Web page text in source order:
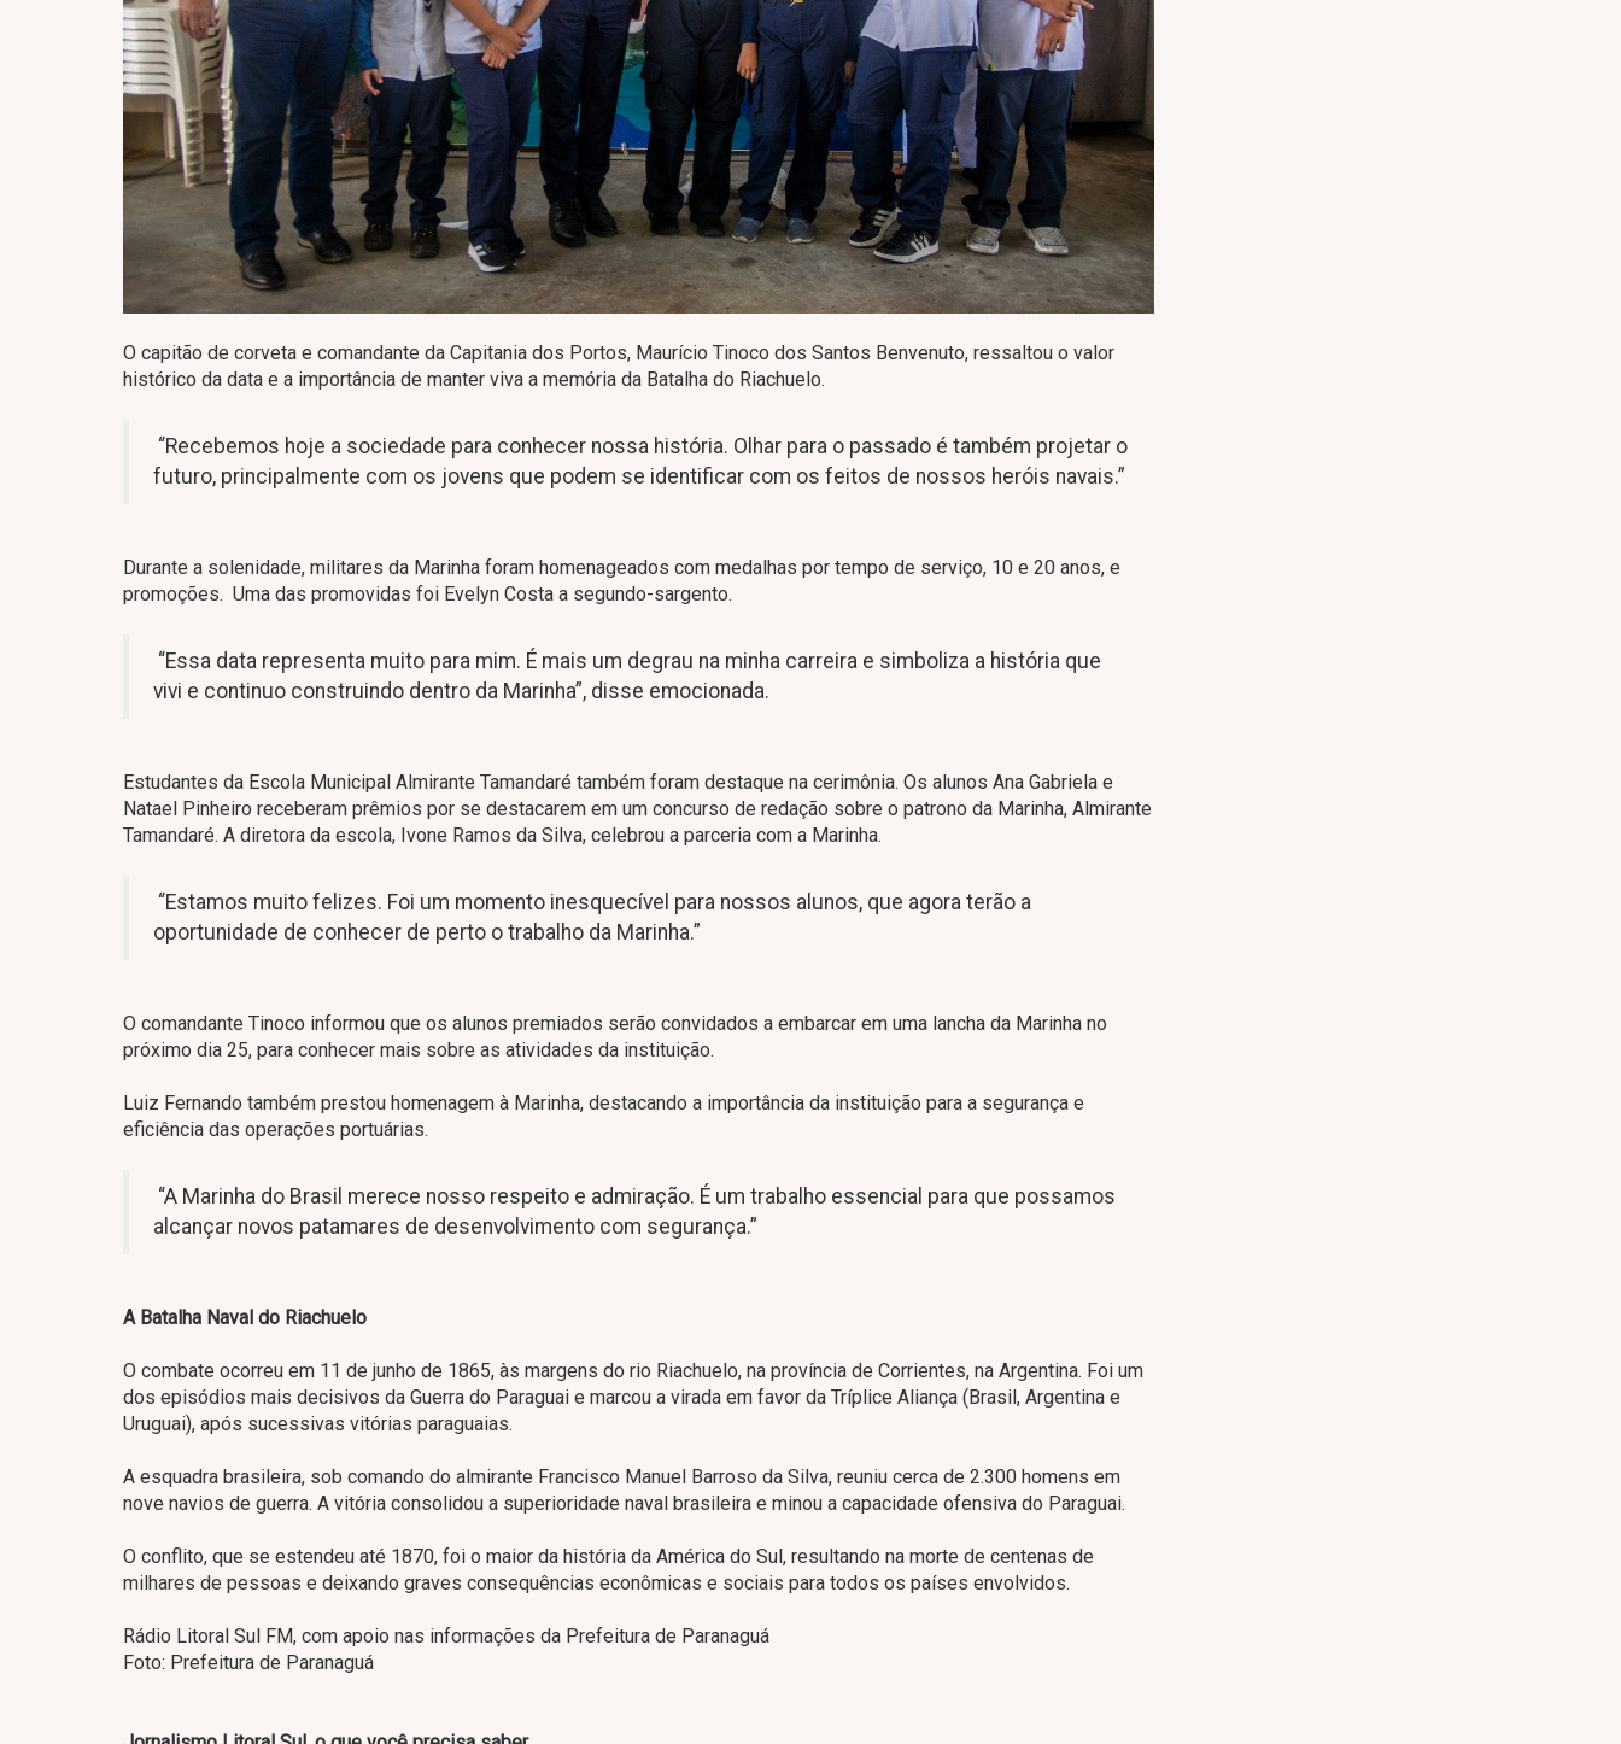
O capitão de corveta e comandante da Capitania dos Portos, Maurício Tinoco dos Santos Benvenuto, ressaltou o valor
histórico da data e a importância de manter viva a memória da Batalha do Riachuelo.
“Recebemos hoje a sociedade para conhecer nossa história. Olhar para o passado é também projetar o
futuro, principalmente com os jovens que podem se identificar com os feitos de nossos heróis navais.”
Durante a solenidade, militares da Marinha foram homenageados com medalhas por tempo de serviço, 10 e 20 anos, e
promoções. Uma das promovidas foi Evelyn Costa a segundo-sargento.
“Essa data representa muito para mim. É mais um degrau na minha carreira e simboliza a história que
vivi e continuo construindo dentro da Marinha”, disse emocionada.
Estudantes da Escola Municipal Almirante Tamandaré também foram destaque na cerimônia. Os alunos Ana Gabriela e
Natael Pinheiro receberam prêmios por se destacarem em um concurso de redação sobre o patrono da Marinha, Almirante
Tamandaré. A diretora da escola, Ivone Ramos da Silva, celebrou a parceria com a Marinha.
“Estamos muito felizes. Foi um momento inesquecível para nossos alunos, que agora terão a
oportunidade de conhecer de perto o trabalho da Marinha.”
O comandante Tinoco informou que os alunos premiados serão convidados a embarcar em uma lancha da Marinha no
próximo dia 25, para conhecer mais sobre as atividades da instituição.
Luiz Fernando também prestou homenagem à Marinha, destacando a importância da instituição para a segurança e
eficiência das operações portuárias.
“A Marinha do Brasil merece nosso respeito e admiração. É um trabalho essencial para que possamos
alcançar novos patamares de desenvolvimento com segurança.”
A Batalha Naval do Riachuelo
O combate ocorreu em 11 de junho de 1865, às margens do rio Riachuelo, na província de Corrientes, na Argentina. Foi um
dos episódios mais decisivos da Guerra do Paraguai e marcou a virada em favor da Tríplice Aliança (Brasil, Argentina e
Uruguai), após sucessivas vitórias paraguaias.
A esquadra brasileira, sob comando do almirante Francisco Manuel Barroso da Silva, reuniu cerca de 2.300 homens em
nove navios de guerra. A vitória consolidou a superioridade naval brasileira e minou a capacidade ofensiva do Paraguai.
O conflito, que se estendeu até 1870, foi o maior da história da América do Sul, resultando na morte de centenas de
milhares de pessoas e deixando graves consequências econômicas e sociais para todos os países envolvidos.
Rádio Litoral Sul FM, com apoio nas informações da Prefeitura de Paranaguá
Foto: Prefeitura de Paranaguá